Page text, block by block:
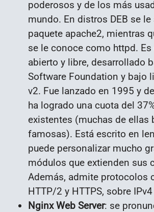
poderosos y de los más
mundo. En distros DEB se
paquete apache2, mientras
se le conoce como httpd.
abierto y libre, desarrollado
Software Foundation y bajo
v2. Fue lanzado en 1995 y
ha logrado una cuota del
existentes (muchas de ellas
famosas). Está escrito en
puede personalizar mucho
módulos que extienden sus
Además, admite protocolos
HTTP/2 y HTTPS, sobre
Nginx Web Server: se